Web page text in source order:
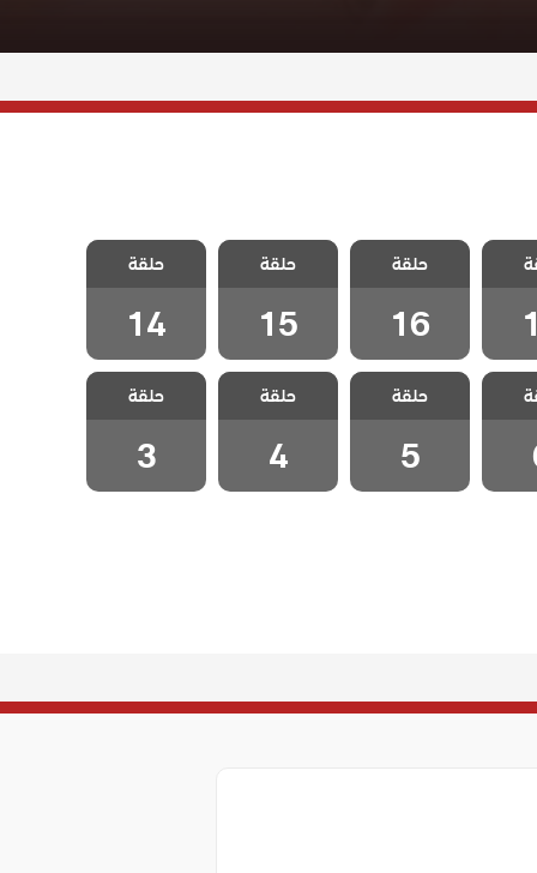
تلك
17
مسلسل تلك
الفتاة الحلقة 16
حلقة
16
مسلسل تلك
الفتاة الحلقة 15
حلقة
15
مسلسل تلك
الفتاة الحلقة 14
حلقة
14
تلك
6
مسلسل تلك
الفتاة الحلقة 5
حلقة
5
مسلسل تلك
الفتاة الحلقة 4
حلقة
4
مسلسل تلك
الفتاة الحلقة 3
حلقة
3